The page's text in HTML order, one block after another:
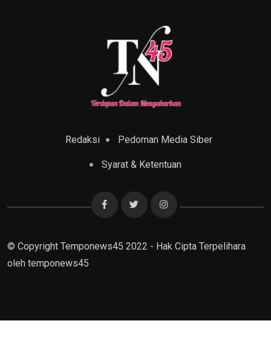
Redaksi Pedoman Media Siber
Syarat & Ketentuan
© Copyright Temponews45 2022 - Hak Cipta Terpelihara
oleh temponews45